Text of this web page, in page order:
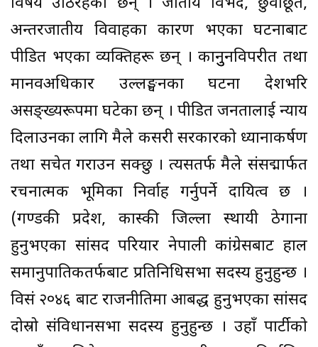
विषय उठिरहेका छन् । जातीय विभेद, छुवाछूत,
अन्तरजातीय विवाहका कारण भएका घटनाबाट
पीडित भएका व्यक्तिहरू छन् । कानुुनविपरीत तथा
मानवअधिकार उल्लङ्घनका घटना देशभरि
असङ्ख्यरूपमा घटेका छन् । पीडित जनतालाई न्याय
दिलाउनका लागि मैले कसरी सरकारको ध्यानाकर्षण
तथा सचेत गराउन सक्छु । त्यसतर्फ मैले संसद्मार्फत
रचनात्मक भूमिका निर्वाह गर्नुपर्ने दायित्व छ ।
(गण्डकी प्रदेश, कास्की जिल्ला स्थायी ठेगाना
हुनुभएका सांसद परियार नेपाली कांग्रेसबाट हाल
समानुपातिकतर्फबाट प्रतिनिधिसभा सदस्य हुनुहुन्छ ।
विसं २०४६ बाट राजनीतिमा आबद्ध हुनुभएका सांसद
दोस्रो संविधानसभा सदस्य हुनुहुन्छ । उहाँ पार्टीको